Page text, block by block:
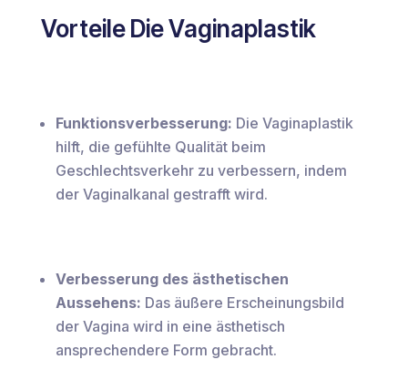
Vorteile Die Vaginaplastik
Funktionsverbesserung: Die Vaginaplastik
hilft, die gefühlte Qualität beim
Geschlechtsverkehr zu verbessern, indem
der Vaginalkanal gestrafft wird.
Verbesserung des ästhetischen
Aussehens: Das äußere Erscheinungsbild
der Vagina wird in eine ästhetisch
ansprechendere Form gebracht.